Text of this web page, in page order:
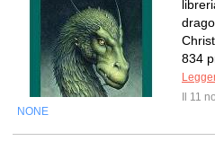
834
Il 11
NONE